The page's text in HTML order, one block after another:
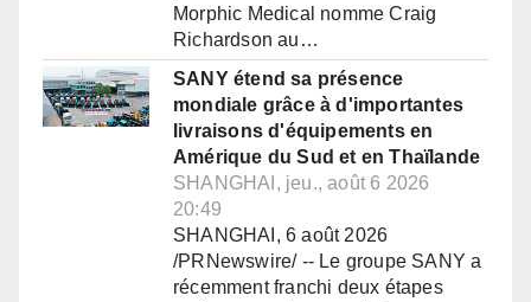
Morphic Medical nomme Craig
Richardson au…
SANY étend sa présence
mondiale grâce à d'importantes
livraisons d'équipements en
Amérique du Sud et en Thaïlande
SHANGHAI, jeu., août 6 2026
20:49
SHANGHAI, 6 août 2026
/PRNewswire/ -- Le groupe SANY a
récemment franchi deux étapes